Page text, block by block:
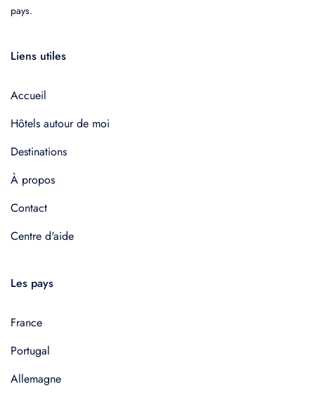
pays.
Liens utiles
Accueil
Hôtels autour de moi
Destinations
À propos
Contact
Centre d'aide
Les pays
France
Portugal
Allemagne